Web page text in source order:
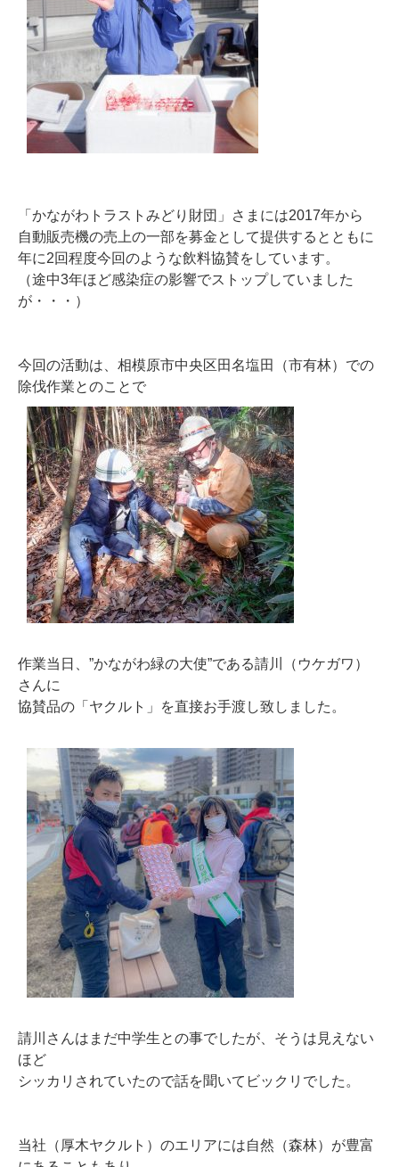
「かながわトラストみどり財団」さまには2017年から
自動販売機の売上の一部を募金として提供するとともに
年に2回程度今回のような飲料協賛をしています。
（途中3年ほど感染症の影響でストップしていました
が・・・）
今回の活動は、相模原市中央区田名塩田（市有林）での
除伐作業とのことで
作業当日、”かながわ緑の大使”である請川（ウケガワ）
さんに
協賛品の「ヤクルト」を直接お手渡し致しました。
請川さんはまだ中学生との事でしたが、そうは見えない
ほど
シッカリされていたので話を聞いてビックリでした。
当社（厚木ヤクルト）のエリアには自然（森林）が豊富